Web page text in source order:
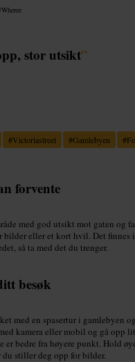
Wheree
stor utsikt”
#Victoriastreet #Gamlebyen #
forvente
med god utsikt mot gaten og
bilder eller et kort hvil. Det finnes
så ta med det du trenger.
besøk
med en spasertur i gamlebyen
kamera eller mobil og gå opp
er bedre fra høyere punkt. Hold
stiller deg opp for bilder.